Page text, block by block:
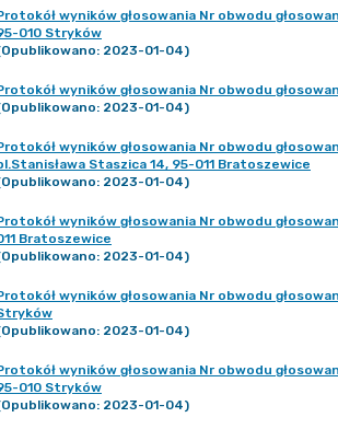
wyników głosowania Nr obwodu
010 Stryków
2023-01-04)
wyników głosowania Nr obwodu
2023-01-04)
wyników głosowania Nr obwodu
Staszica 14, 95-011 Bratoszewice
2023-01-04)
wyników głosowania Nr obwodu
Bratoszewice
2023-01-04)
wyników głosowania Nr obwodu
2023-01-04)
wyników głosowania Nr obwodu
010 Stryków
2023-01-04)